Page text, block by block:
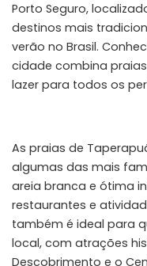
Porto Seguro,
destinos mais
verão no Brasil.
cidade combina
lazer para todos os
As praias de
algumas das mais
areia branca e ótima
restaurantes e
também é ideal para
local, com atrações
Descobrimento e o